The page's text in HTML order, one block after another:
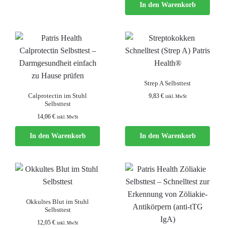
In den Warenkorb
Calprotectin im Stuhl
Selbsttest
14,06 € inkl. MwSt
In den Warenkorb
Strep A Selbsttest
9,83 € inkl. MwSt
In den Warenkorb
Okkultes Blut im Stuhl
Selbsttest
12,05 € inkl. MwSt